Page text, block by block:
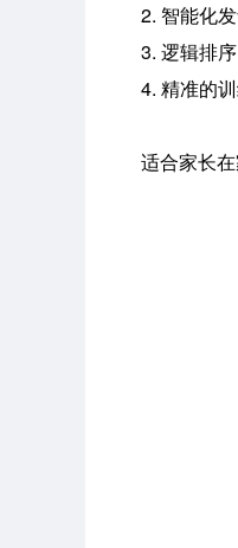
2. 智能化发
3. 逻辑排序
4. 精准的训
适合家长在